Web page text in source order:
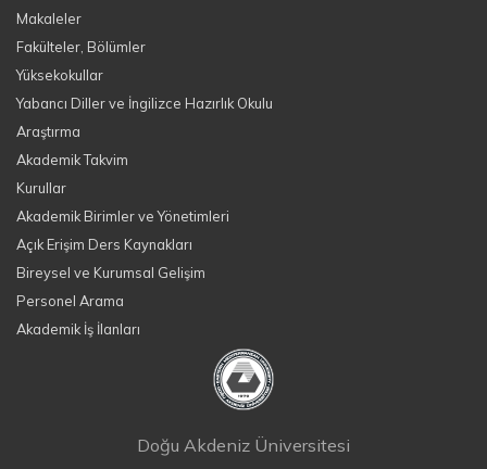
Makaleler
Fakülteler, Bölümler
Yüksekokullar
Yabancı Diller ve İngilizce Hazırlık Okulu
Araştırma
Akademik Takvim
Kurullar
Akademik Birimler ve Yönetimleri
Açık Erişim Ders Kaynakları
Bireysel ve Kurumsal Gelişim
Personel Arama
Akademik İş İlanları
Doğu Akdeniz Üniversitesi